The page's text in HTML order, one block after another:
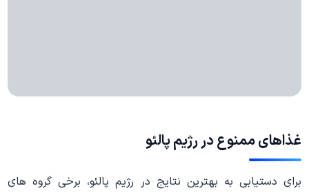
غذاهای ممنوع در رژیم پالئو
برای دستیابی به بهترین نتایج در رژیم پالئو، برخی گروه های